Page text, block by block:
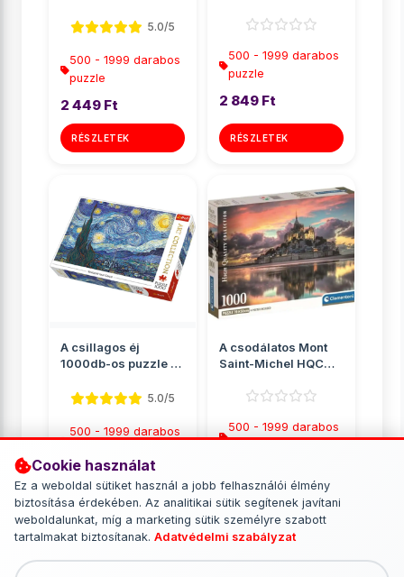
Cookie használat
Ez a weboldal sütiket használ a jobb felhasználói élmény
biztosítása érdekében. Az analitikai sütik segítenek javítani
weboldalunkat, míg a marketing sütik személyre szabott
tartalmakat biztosítanak. Adatvédelmi szabályzat
5.0/5
500 - 1999 darabos
puzzle
2 449 Ft
RÉSZLETEK
Cle...
500 - 1999 darabos
puzzle
2 849 Ft
RÉSZLETEK
A csillagos éj
1000db-os puzzle -
5.0/5
500 - 1999 darabos
2 890 Ft
RÉSZLETEK
A csodálatos Mont
Saint-Michel HQC
poszter...
500 - 1999 darabos
RÉSZLETEK